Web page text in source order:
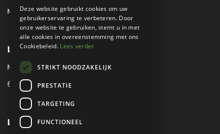
MAIL:SALES@METROPOLE.NL
LOCATIE
MEUBELLAAN 1 / VIA ENZO FERRARI
6651 KV DRUTEN / THE NETHERLANDS
LEGAL
Deze website gebruikt cookies om uw
gebruikerservaring te verbeteren. Door
onze website te gebruiken, stemt u in met
alle cookies in overeenstemming met ons
Cookiebeleid. Lees verder
STRIKT NOODZAKELIJK
PRESTATIE
TARGETING
FUNCTIONEEL